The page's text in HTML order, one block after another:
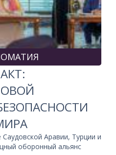
Аравии, Турции и
оборонный альянс